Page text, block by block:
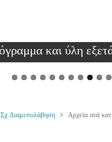
Λογοτεχνία»
Σχ.Διαμεσολάβηση
Αρχεία ανά